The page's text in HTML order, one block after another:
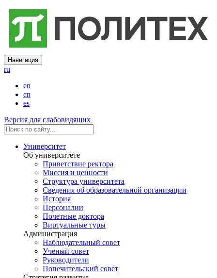
Навигация
ru
en
cn
es
Версия для слабовидящих
Университет
Об университете
Приветствие ректора
Миссия и ценности
Структура университета
Сведения об образовательной организации
История
Персоналии
Почетные доктора
Виртуальные туры
Администрация
Наблюдательный совет
Ученый совет
Руководители
Попечительский совет